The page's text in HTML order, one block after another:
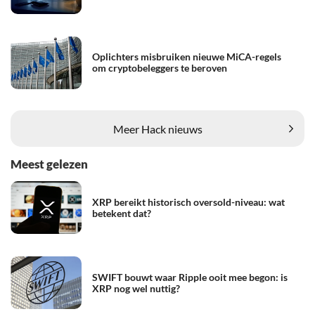
Oplichters misbruiken nieuwe MiCA-regels
om cryptobeleggers te beroven
Meer Hack nieuws
Meest gelezen
XRP bereikt historisch oversold-niveau: wat
betekent dat?
SWIFT bouwt waar Ripple ooit mee begon: is
XRP nog wel nuttig?